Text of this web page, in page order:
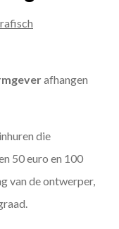
afhangen
inhuren die
50 euro en 100
van de ontwerper,